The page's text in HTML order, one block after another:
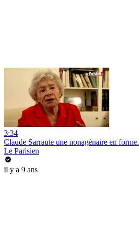
3:34
Claude Sarraute une nonagénaire en forme.
Le Parisien
il y a 9 ans